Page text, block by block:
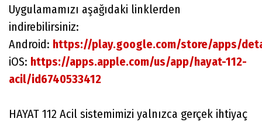
Uygulamamızı aşağıdaki linklerden
indirebilirsiniz:
Android: https://play.google.com/store/apps/
iOS: https://apps.apple.com/us/app/hayat-112-
acil/id6740533412
HAYAT 112 Acil sistemimizi yalnızca gerçek ihtiyaç